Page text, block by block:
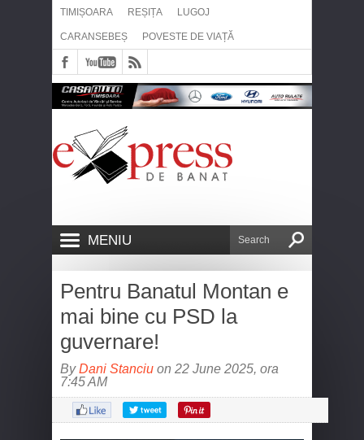
TIMIȘOARA REȘIȚA LUGOJ
CARANSEBEȘ POVESTE DE VIAȚĂ
MENIU
Pentru Banatul Montan e
mai bine cu PSD la
guvernare!
ByDani Stanciu on 22 June 2025, ora
7:45 AM